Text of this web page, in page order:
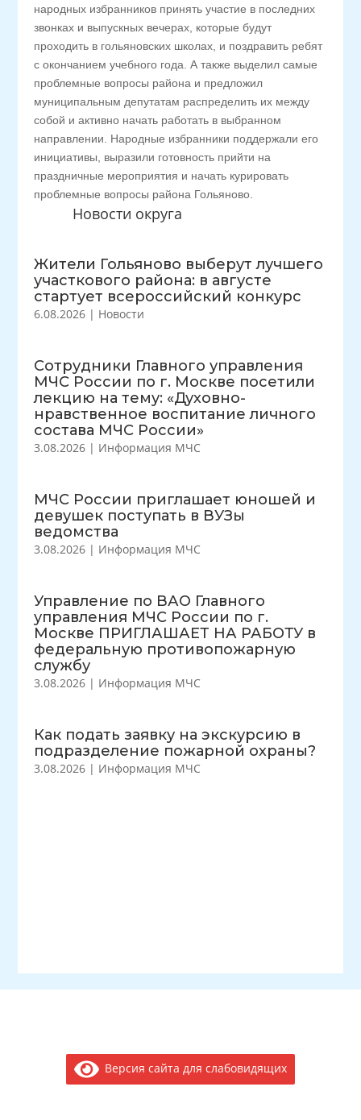
Новости округа
Жители Гольяново выберут лучшего
участкового района: в августе
стартует всероссийский конкурс
6.08.2026 | Новости
Сотрудники Главного управления
МЧС России по г. Москве посетили
лекцию на тему: «Духовно-
нравственное воспитание личного
состава МЧС России»
3.08.2026 | Информация МЧС
МЧС России приглашает юношей и
девушек поступать в ВУЗы
ведомства
3.08.2026 | Информация МЧС
Управление по ВАО Главного
управления МЧС России по г.
Москве ПРИГЛАШАЕТ НА РАБОТУ в
федеральную противопожарную
службу
3.08.2026 | Информация МЧС
Как подать заявку на экскурсию в
подразделение пожарной охраны?
3.08.2026 | Информация МЧС
народных избранников принять участие в последних
звонках и выпускных вечерах, которые будут
проходить в гольяновских школах, и поздравить ребят
с окончанием учебного года. А также выделил самые
проблемные вопросы района и предложил
муниципальным депутатам распределить их между
собой и активно начать работать в выбранном
направлении. Народные избранники поддержали его
инициативы, выразили готовность прийти на
праздничные мероприятия и начать курировать
проблемные вопросы района Гольяново.
Версия сайта для слабовидящих